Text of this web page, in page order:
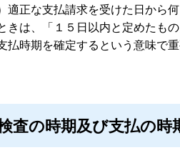
正な支払請求を受けた日から
は、「１５日以内と定めたもの
時期を確定するという意味で
査の時期及び支払の時